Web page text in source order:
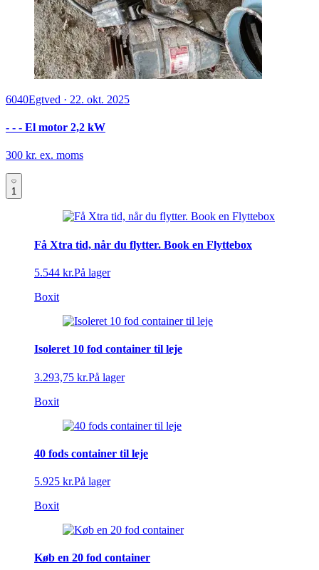
6040Egtved · 22. okt. 2025
- - - El motor 2,2 kW
300 kr. ex. moms
1
Få Xtra tid, når du flytter. Book en Flyttebox
5.544 kr.På lager
Boxit
Isoleret 10 fod container til leje
3.293,75 kr.På lager
Boxit
40 fods container til leje
5.925 kr.På lager
Boxit
Køb en 20 fod container